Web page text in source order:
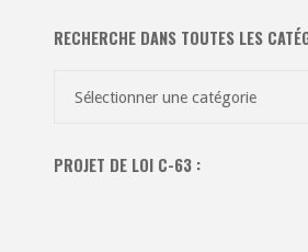
RECHERCHE DANS TOUTES LES
les
PROJET DE LOI C-63 :